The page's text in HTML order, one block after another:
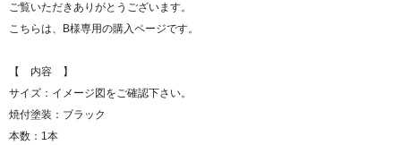
ご覧いただきありがとうございます。
こちらは、B様専用の購入ページです。
【 内容 】
サイズ：イメージ図をご確認下さい。
焼付塗装：ブラック
本数：1本